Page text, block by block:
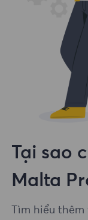
Tại sao
Malta
Tìm hiểu